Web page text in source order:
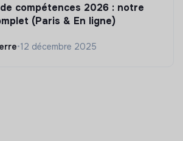
compétences 2026 : notre
(Paris & En ligne)
•12 décembre 2025